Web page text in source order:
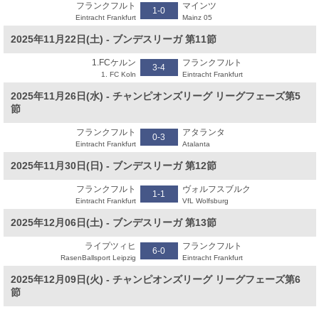
フランクフルト
Eintracht Frankfurt
1-0 マインツ
Mainz 05
2025年11月22日(土) - ブンデスリーガ 第11節
1.FCケルン
1. FC Koln
3-4 フランクフルト
Eintracht Frankfurt
2025年11月26日(水) - チャンピオンズリーグ リーグフェーズ第5
節
フランクフルト
Eintracht Frankfurt
0-3 アタランタ
Atalanta
2025年11月30日(日) - ブンデスリーガ 第12節
フランクフルト
Eintracht Frankfurt
1-1 ヴォルフスブルク
VfL Wolfsburg
2025年12月06日(土) - ブンデスリーガ 第13節
ライプツィヒ
RasenBallsport Leipzig
6-0 フランクフルト
Eintracht Frankfurt
2025年12月09日(火) - チャンピオンズリーグ リーグフェーズ第6
節